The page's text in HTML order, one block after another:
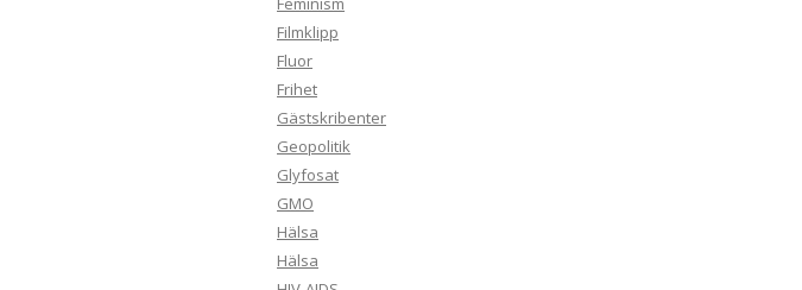
Filmklipp
Fluor
Frihet
Gästskribenter
Geopolitik
Glyfosat
GMO
Hälsa
Hälsa